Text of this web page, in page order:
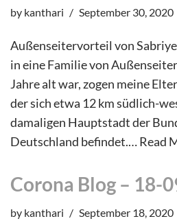
by kanthari September 30, 2020
Außenseitervorteil von
in eine Familie von
Jahre alt war, zogen meine
der sich etwa 12 km südlich-
damaligen Hauptstadt der
Deutschland befindet.…Read
Corona Blog – 18-
by kanthari September 18, 2020